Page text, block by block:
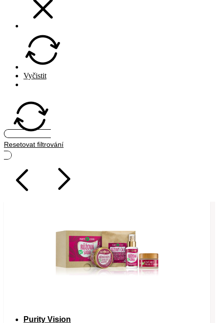
Vyčistit
Resetovat filtrování
Purity Vision